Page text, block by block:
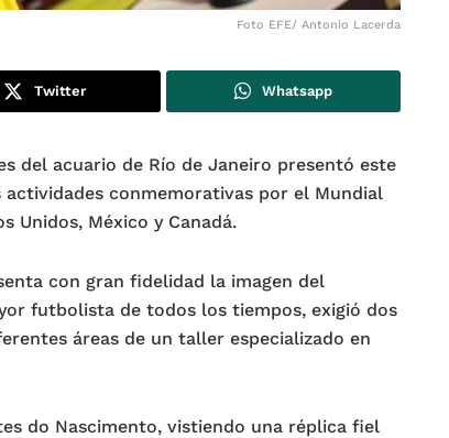
Foto EFE/ Antonio Lacerda
Twitter Whatsapp
del acuario de Río de Janeiro presentó este
conmemorativas por el Mundial
Unidos, México y Canadá.
con gran fidelidad la imagen del
futbolista de todos los tiempos, exigió dos
áreas de un taller especializado en
do Nascimento, vistiendo una réplica fiel